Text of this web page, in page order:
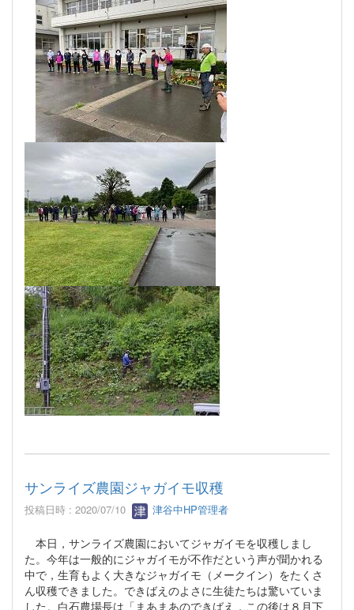
サンライズ農園ジャガイモ収穫
投稿日時 : 2020/07/10 津谷中HP管理者
本日，サンライズ農園においてジャガイモを収穫しまし
た。今年は一般的にジャガイモが不作だという声が聞かれる
中で，生育もよく大きなジャガイモ（メークイン）をたくさ
ん収穫できました。できばえのよさに生徒たちは驚いていま
した。白石農場長は「まあまあのできばえ，この後は８月下